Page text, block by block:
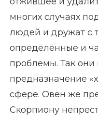
многих случаях
людей и дружат с
определённые и
проблемы. Так они
предназначение
сфере. Овен же
Скорпиону